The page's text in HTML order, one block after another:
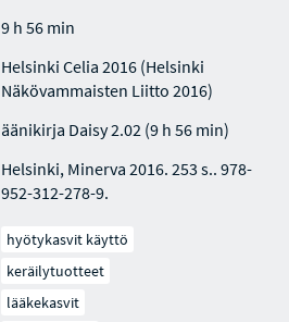
9 h 56 min
Helsinki Celia 2016 (Helsinki
Näkövammaisten Liitto 2016)
äänikirja Daisy 2.02 (9 h 56 min)
Helsinki, Minerva 2016. 253 s.. 978-
952-312-278-9.
hyötykasvit käyttö
keräilytuotteet
lääkekasvit